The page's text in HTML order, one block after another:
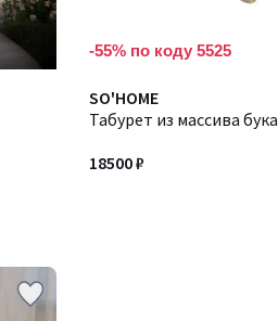
-55% по коду 5525
SO'HOME
Табурет из массива бука
18500 ₽
Количество
цветов: